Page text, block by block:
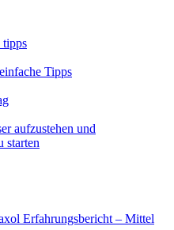
Tipps
aufzustehen und
starten
Erfahrungsbericht – Mittel